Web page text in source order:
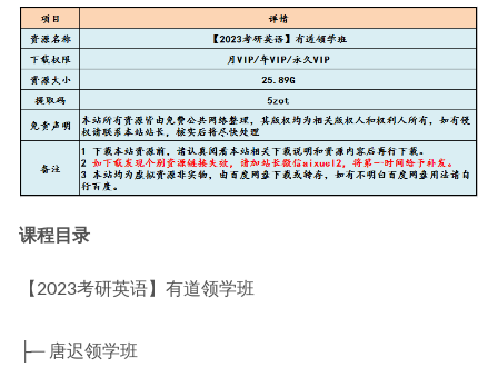
课程目录
【2023考研英语】有道领学班
├─ 唐迟领学班